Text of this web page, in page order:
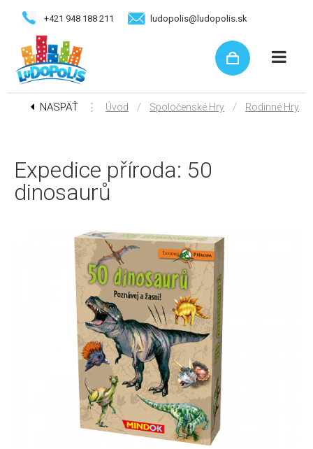
+421 948 188 211 ludopolis@ludopolis.sk
NASPÄŤ ⋮ Úvod / Spoločenské Hry / Rodinné Hry
Expedice příroda: 50
dinosaurů